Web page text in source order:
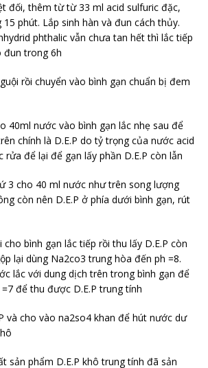
đối, thêm từ từ 33 ml acid sulfuric đặc,
phút. Lắp sinh hàn và đun cách thủy.
phthalic vẫn chưa tan hết thì lắc tiếp
đun trong 6h
rồi chuyển vào bình gạn chuẩn bị đem
40ml nước vào bình gạn lắc nhẹ sau để
chính là D.E.P do tỷ trọng của nước acid
rửa để lại để gạn lấy phần D.E.P còn lẫn
3 cho 40 ml nước như trên song lượng
còn nên D.E.P ở phía dưới bình gạn, rút
bình gạn lắc tiếp rồi thu lấy D.E.P còn
lại dùng Na2co3 trung hòa đến ph =8.
lắc với dung dịch trên trong bình gạn để
để thu được D.E.P trung tính
và cho vào na2so4 khan để hút nước dư
sản phẩm D.E.P khô trung tính đã sản